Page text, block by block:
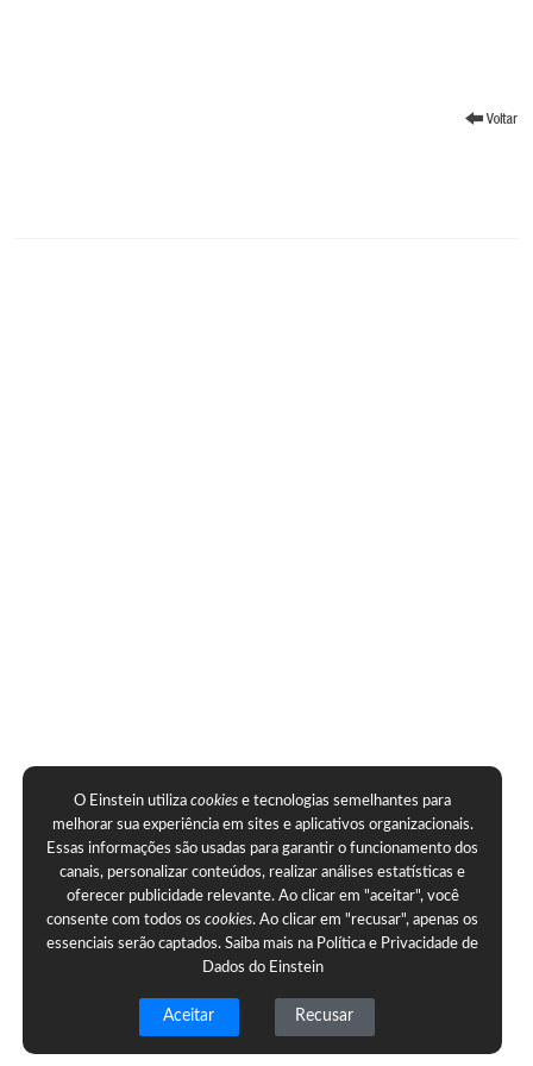
O Einstein utilizacookies e tecnologias semelhantes para
melhorar sua experiência em sites e aplicativos organizacionais.
Essas informações são usadas para garantir o funcionamento dos
canais, personalizar conteúdos, realizar análises estatísticas e
oferecer publicidade relevante. Ao clicar em "aceitar", você
consente com todos oscookies. Ao clicar em "recusar", apenas os
essenciais serão captados. Saiba mais na Política e Privacidade de
Dados do Einstein
Aceitar Recusar